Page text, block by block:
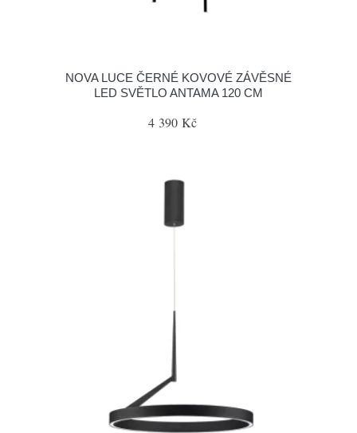
NOVA LUCE ČERNÉ KOVOVÉ ZÁVĚSNÉ
LED SVĚTLO ANTAMA 120 CM
4 390 Kč